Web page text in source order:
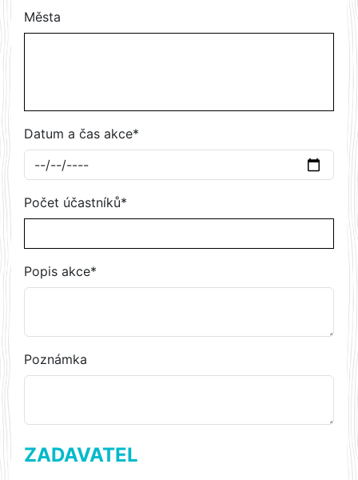
Města
Datum a čas akce*
Počet účastníků*
Popis akce*
Poznámka
ZADAVATEL